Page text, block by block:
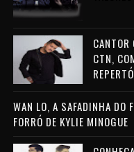
CANTOR
CTN,
WAN LO, A SAFADINHA DO
FORRÓ DE KYLIE MINOGUE